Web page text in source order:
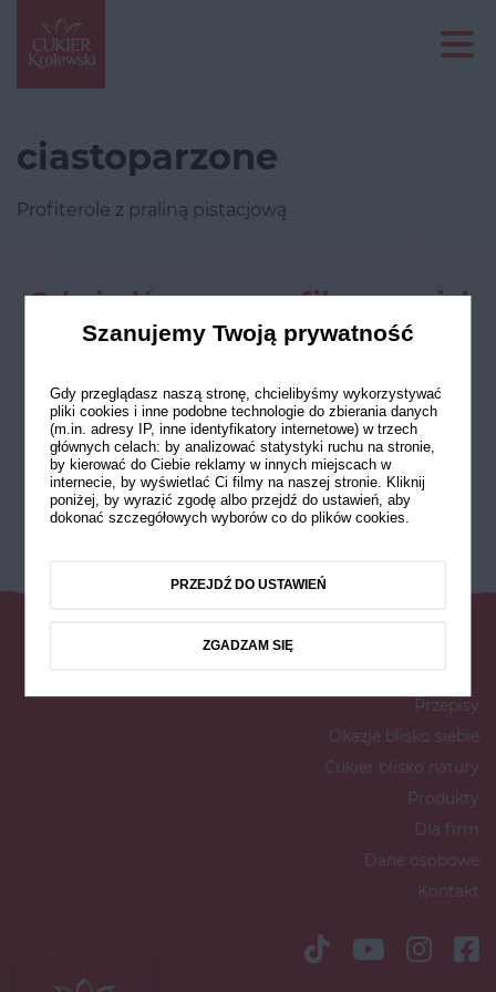
ciastoparzone
Profiterole z praliną pistacjową
Odwiedź nasze profile w social
mediach
Przepisy
Okazje blisko siebie
Cukier blisko natury
Produkty
Dla firm
Dane osobowe
Kontakt
Szanujemy Twoją prywatność
Gdy przeglądasz naszą stronę, chcielibyśmy wykorzystywać
pliki cookies i inne podobne technologie do zbierania danych
(m.in. adresy IP, inne identyfikatory internetowe) w trzech
głównych celach: by analizować statystyki ruchu na stronie,
by kierować do Ciebie reklamy w innych miejscach w
internecie, by wyświetlać Ci filmy na naszej stronie. Kliknij
poniżej, by wyrazić zgodę albo przejdź do ustawień, aby
dokonać szczegółowych wyborów co do plików cookies.
PRZEJDŹ DO USTAWIEŃ
ZGADZAM SIĘ